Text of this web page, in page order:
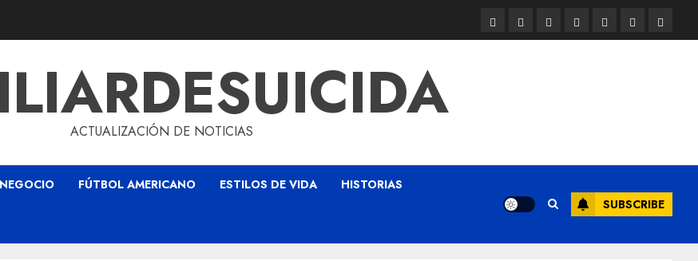
ACTUALIZACIÓN DE NOTICIAS
NEGOCIO FÚTBOL AMERICANO ESTILOS DE VIDA HISTORIAS
SUBSCRIBE